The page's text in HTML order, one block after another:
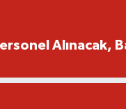
Alınacak,